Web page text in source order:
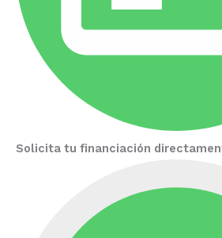
Solicita tu financiación